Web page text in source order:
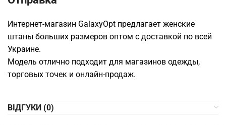
Интернет-магазин GalaxyOpt предлагает женские
штаны больших размеров оптом с доставкой по всей
Украине.
Модель отлично подходит для магазинов одежды,
торговых точек и онлайн-продаж.
ВІДГУКИ (0)